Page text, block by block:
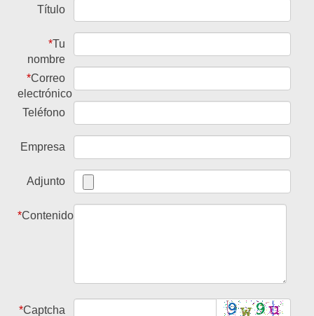
Título
*Tu
nombre
*Correo
electrónico
Teléfono
Empresa
Adjunto
*Contenido
*Captcha